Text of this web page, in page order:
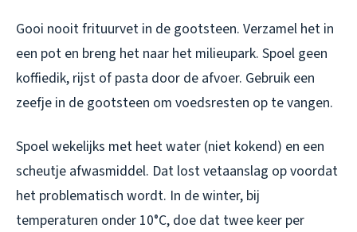
Gooi nooit frituurvet in de gootsteen. Verzamel het in
een pot en breng het naar het milieupark. Spoel geen
koffiedik, rijst of pasta door de afvoer. Gebruik een
zeefje in de gootsteen om voedsresten op te vangen.
Spoel wekelijks met heet water (niet kokend) en een
scheutje afwasmiddel. Dat lost vetaanslag op voordat
het problematisch wordt. In de winter, bij
temperaturen onder 10°C, doe dat twee keer per